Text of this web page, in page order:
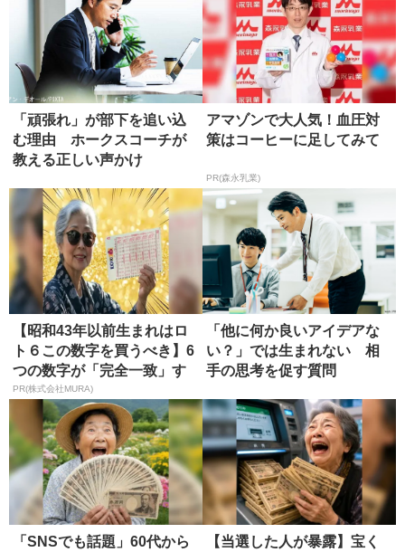
「頑張れ」が部下を追い込
む理由 ホークスコーチが
教える正しい声かけ
アマゾンで大人気！血圧対
策はコーヒーに足してみて
PR(森永乳業)
【昭和43年以前生まれはロ
ト６この数字を買うべき】6
つの数字が「完全一致」す
る方...
PR(株式会社MURA)
「他に何か良いアイデアな
い？」では生まれない 相
手の思考を促す質問
「SNSでも話題」60代から
【当選した人が暴露】宝く